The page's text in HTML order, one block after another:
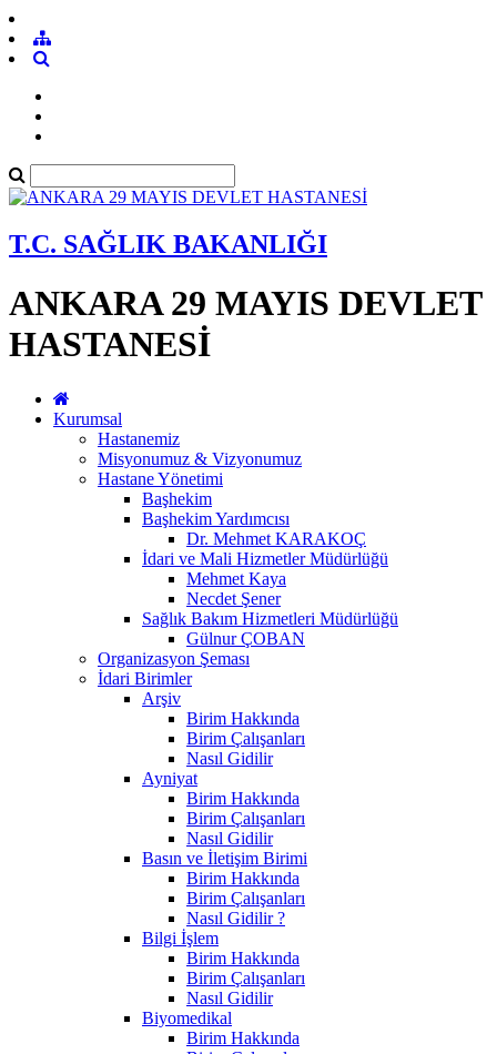
T.C. SAĞLIK BAKANLIĞI
ANKARA 29 MAYIS DEVLET
HASTANESİ
Kurumsal
Hastanemiz
Misyonumuz & Vizyonumuz
Hastane Yönetimi
Başhekim
Başhekim Yardımcısı
Dr. Mehmet KARAKOÇ
İdari ve Mali Hizmetler Müdürlüğü
Mehmet Kaya
Necdet Şener
Sağlık Bakım Hizmetleri Müdürlüğü
Gülnur ÇOBAN
Organizasyon Şeması
İdari Birimler
Arşiv
Birim Hakkında
Birim Çalışanları
Nasıl Gidilir
Ayniyat
Birim Hakkında
Birim Çalışanları
Nasıl Gidilir
Basın ve İletişim Birimi
Birim Hakkında
Birim Çalışanları
Nasıl Gidilir ?
Bilgi İşlem
Birim Hakkında
Birim Çalışanları
Nasıl Gidilir
Biyomedikal
Birim Hakkında